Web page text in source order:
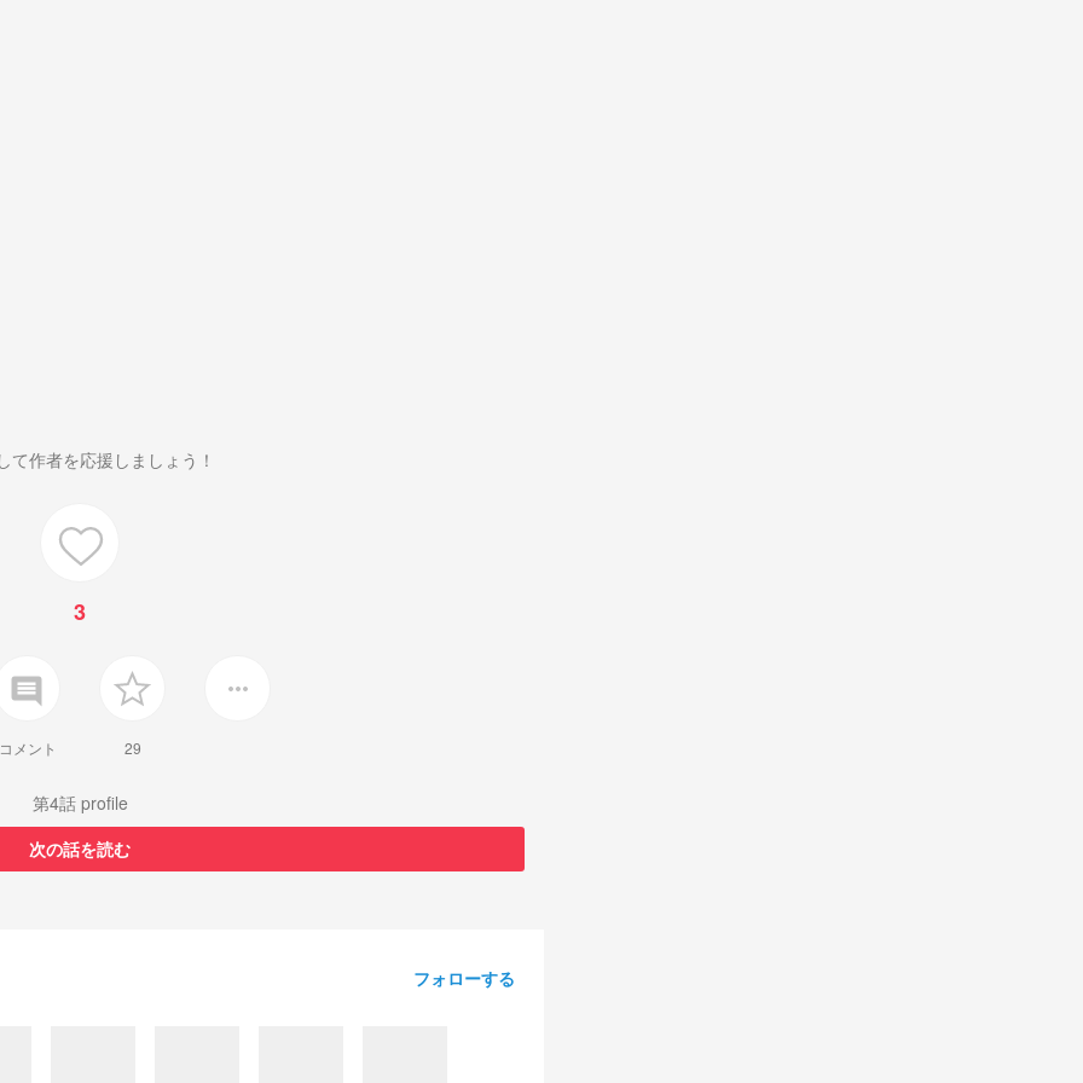
て作者を応援しましょう！
3
insert_comment
メント 29
more_horiz
第4話 profile
次の話を読む
フォローする